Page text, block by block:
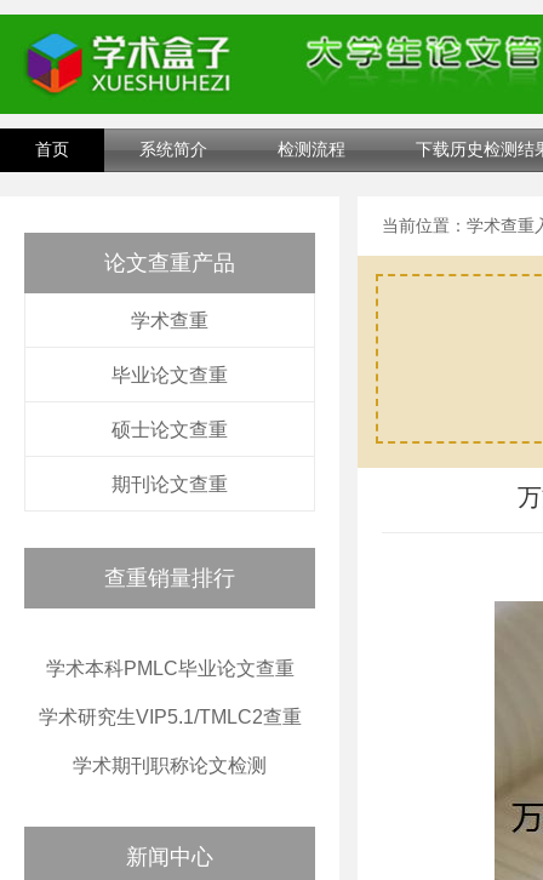
首页 系统简介 检测流程 下载历史检测结
论文查重产品
学术查重
毕业论文查重
硕士论文查重
期刊论文查重
查重销量排行
学术本科PMLC毕业论文查重
学术研究生VIP5.1/TMLC2查重
学术期刊职称论文检测
新闻中心
当前位置： 学术查重